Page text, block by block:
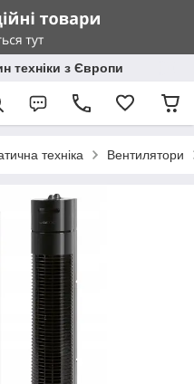
техніки з Європи
техніка Вентилятори